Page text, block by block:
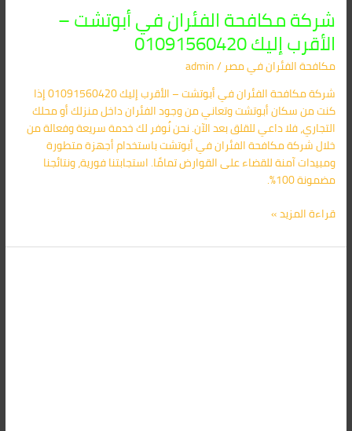
شركة مكافحة الفئران في أبوتشت –
الأقرب إليك 01091560420
مكافحة الفئران​ في مصر/
admin
شركة مكافحة الفئران في أبوتشت – الأقرب إليك 01091560420 إذا
كنت من سكان أبوتشت وتعاني من وجود الفئران داخل منزلك أو محلك
التجاري، فلا داعي للقلق بعد الآن. نحن نُوفر لك خدمة سريعة وفعالة من
خلال شركة مكافحة الفئران في أبوتشت باستخدام أجهزة متطورة
ومبيدات آمنة للقضاء على القوارض تمامًا. استجابتنا فورية، ونتائجنا
مضمونة 100%.
قراءة المزيد »